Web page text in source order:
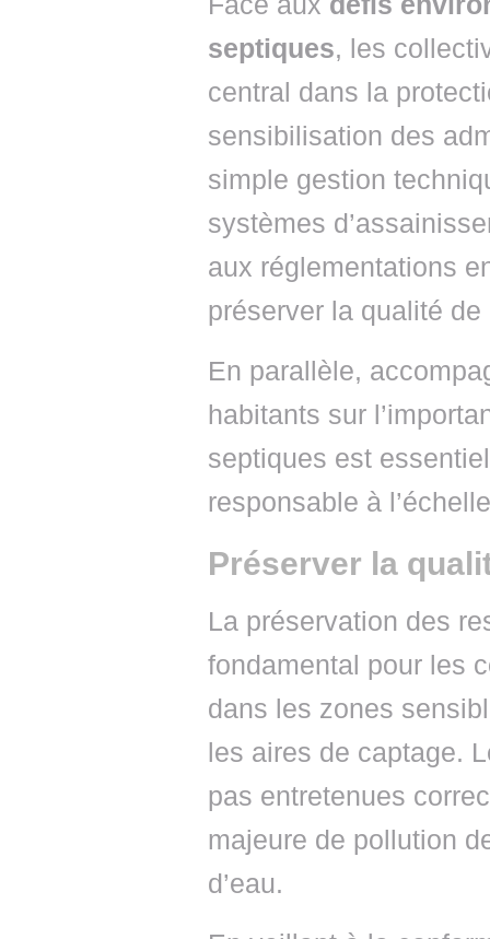
septiques, les
central dans la
sensibilisation des
simple gestion
systèmes
aux réglementations
préserver la qualité
En parallèle,
habitants sur
septiques est
responsable à
Préserver la
La préservation des
fondamental pour les
dans les zones
les aires de captage.
pas entretenues
majeure de pollution
d’eau.